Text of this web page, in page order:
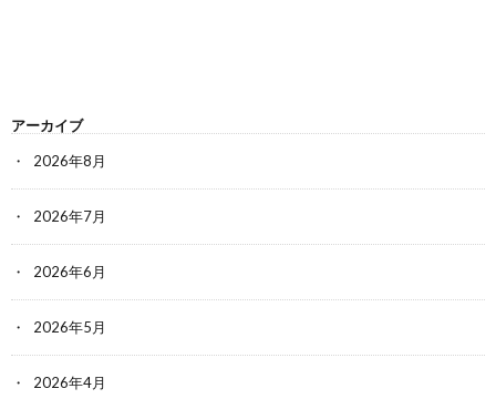
アーカイブ
2026年8月
2026年7月
2026年6月
2026年5月
2026年4月